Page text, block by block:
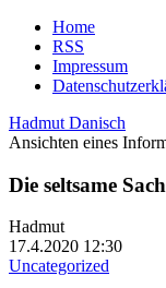
Home
RSS
Impressum
Hadmut Danisch
Ansichten eines
Die seltsame
Hadmut
17.4.2020 12:30
Uncategorized